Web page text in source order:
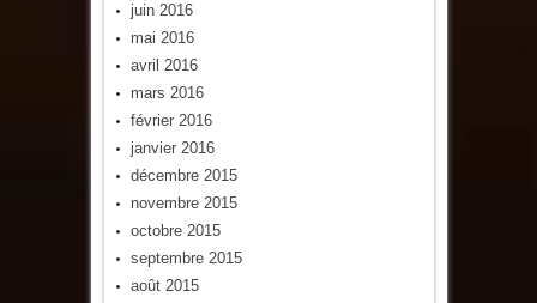
juin 2016
mai 2016
avril 2016
mars 2016
février 2016
janvier 2016
décembre 2015
novembre 2015
octobre 2015
septembre 2015
août 2015